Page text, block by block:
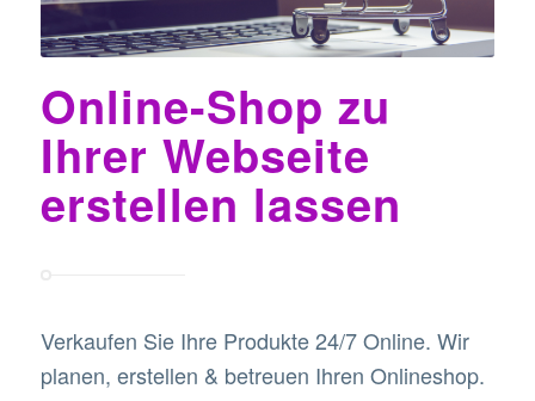
Online-Shop zu
Ihrer Webseite
erstellen lassen
Verkaufen Sie Ihre Produkte 24/7 Online. Wir
planen, erstellen & betreuen Ihren Onlineshop.